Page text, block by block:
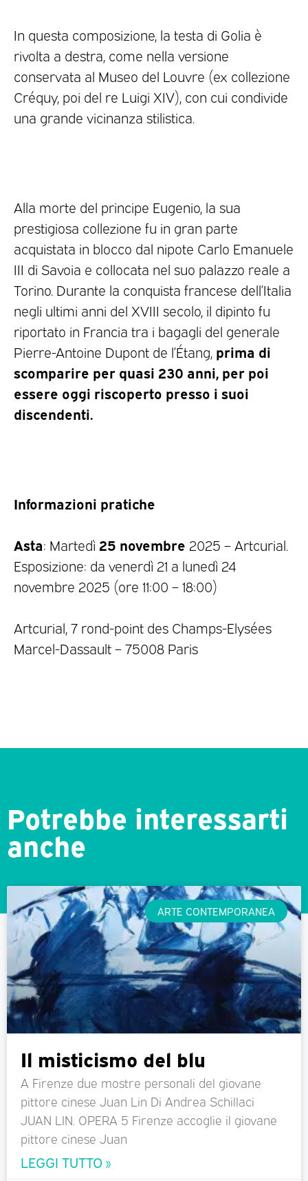
In questa composizione, la testa di Golia è
rivolta a destra, come nella versione
conservata al Museo del Louvre (ex collezione
Créquy, poi del re Luigi XIV), con cui condivide
una grande vicinanza stilistica.
Alla morte del principe Eugenio, la sua
prestigiosa collezione fu in gran parte
acquistata in blocco dal nipote Carlo Emanuele
III di Savoia e collocata nel suo palazzo reale a
Torino. Durante la conquista francese dell’Italia
negli ultimi anni del XVIII secolo, il dipinto fu
riportato in Francia tra i bagagli del generale
Pierre-Antoine Dupont de l’Étang, prima di
scomparire per quasi 230 anni, per poi
essere oggi riscoperto presso i suoi
discendenti.
Informazioni pratiche
Asta: Martedì 25 novembre 2025 – Artcurial.
Esposizione: da venerdì 21 a lunedì 24
novembre 2025 (ore 11:00 – 18:00)
Artcurial, 7 rond-point des Champs-Elysées
Marcel-Dassault – 75008 Paris
Potrebbe interessarti
anche
ARTE CONTEMPORANEA
Il misticismo del blu
A Firenze due mostre personali del giovane
pittore cinese Juan Lin Di Andrea Schillaci
JUAN LIN. OPERA 5 Firenze accoglie il giovane
pittore cinese Juan
LEGGI TUTTO »